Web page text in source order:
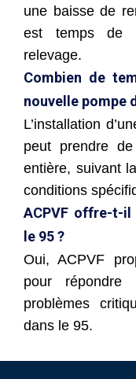
une baisse de
est temps de
relevage.
Combien de
nouvelle pompe
L’installation
peut prendre
entière, suivant
conditions
ACPVF offre-t-il
le 95 ?
Oui, ACPVF
pour répondre
problèmes
dans le 95.